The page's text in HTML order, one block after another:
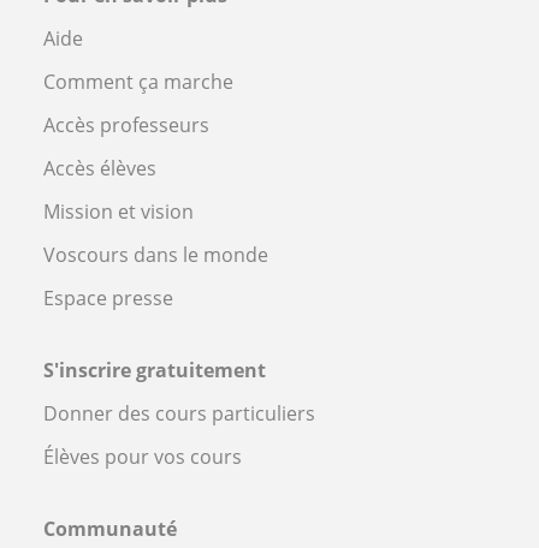
Aide
Comment ça marche
Accès professeurs
Accès élèves
Mission et vision
Voscours dans le monde
Espace presse
S'inscrire gratuitement
Donner des cours particuliers
Élèves pour vos cours
Communauté